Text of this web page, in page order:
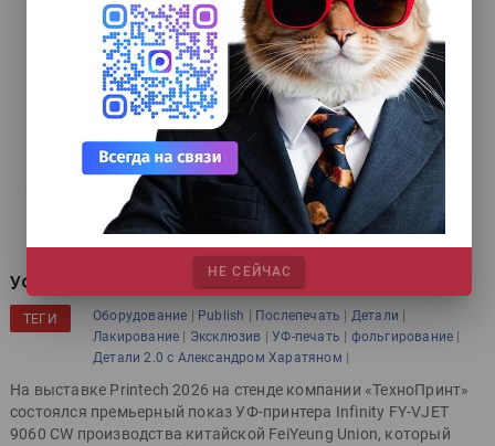
УФ-принтер для отделки
ТЕГИ Оборудование | Publish | Послепечать | Детали |
Лакирование | Эксклюзив |УФ-печать | фольгирование |
Детали 2.0 с Александром Харатяном |
На выставке Printech 2026 на стенде компании «ТехноПринт»
состоялся премьерный показ УФ-принтера Infinity FY-VJET
9060 CW производства китайской FeiYeung Union, который
НЕ СЕЙЧАС